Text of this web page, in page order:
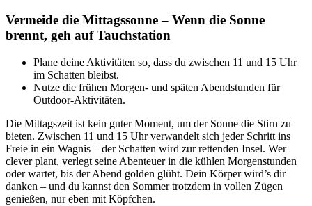
Vermeide die Mittagssonne – Wenn die Sonne
brennt, geh auf Tauchstation
Plane deine Aktivitäten so, dass du zwischen 11 und 15 Uhr
im Schatten bleibst.
Nutze die frühen Morgen- und späten Abendstunden für
Outdoor-Aktivitäten.
Die Mittagszeit ist kein guter Moment, um der Sonne die Stirn zu
bieten. Zwischen 11 und 15 Uhr verwandelt sich jeder Schritt ins
Freie in ein Wagnis – der Schatten wird zur rettenden Insel. Wer
clever plant, verlegt seine Abenteuer in die kühlen Morgenstunden
oder wartet, bis der Abend golden glüht. Dein Körper wird’s dir
danken – und du kannst den Sommer trotzdem in vollen Zügen
genießen, nur eben mit Köpfchen.